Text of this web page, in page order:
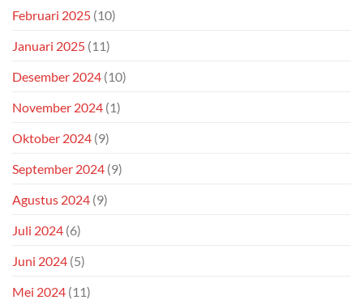
Februari 2025 (10)
Januari 2025 (11)
Desember 2024 (10)
November 2024 (1)
Oktober 2024 (9)
September 2024 (9)
Agustus 2024 (9)
Juli 2024 (6)
Juni 2024 (5)
Mei 2024 (11)